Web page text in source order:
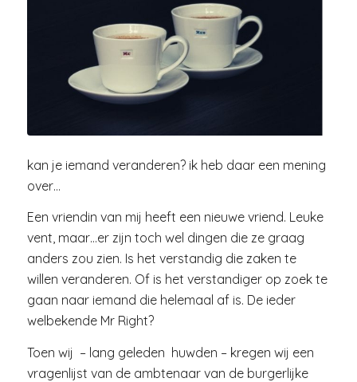
kan je iemand veranderen? ik heb daar een mening
over…
Een vriendin van mij heeft een nieuwe vriend. Leuke
vent, maar…er zijn toch wel dingen die ze graag
anders zou zien. Is het verstandig die zaken te
willen veranderen. Of is het verstandiger op zoek te
gaan naar iemand die helemaal af is. De ieder
welbekende Mr Right?
Toen wij – lang geleden huwden – kregen wij een
vragenlijst van de ambtenaar van de burgerlijke